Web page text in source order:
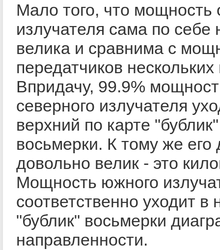
Мало того, что мощность
излучателя сама по себе
велика и сравнима с
передатчиков
Впридачу, 99.9%
северного излучателя
верхний по карте "бублик"
восьмерки. К тому же его
довольно велик - это
Мощность южного
соответственно уходит в
"бублик" восьмерки
направленности.